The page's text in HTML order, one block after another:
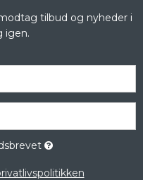
tilbud og nyheder i
igen.